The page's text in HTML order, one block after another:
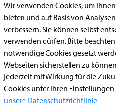
Zollernstraße 10
52070Aachen
Anfahrt
Tel:+49 241 5198-0
E-Mail:info@staedteregion-
Web:www.staedteregion-
Wir verwenden Cookies, um
bieten und auf Basis von
verbessern. Sie können selbst
verwenden dürfen. Bitte beachten
notwendige Cookies gesetzt
Webseiten sicherstellen zu
jederzeit mit Wirkung für die
Cookies unter Ihren Einstellungen
unsere Datenschutzrichtlinie